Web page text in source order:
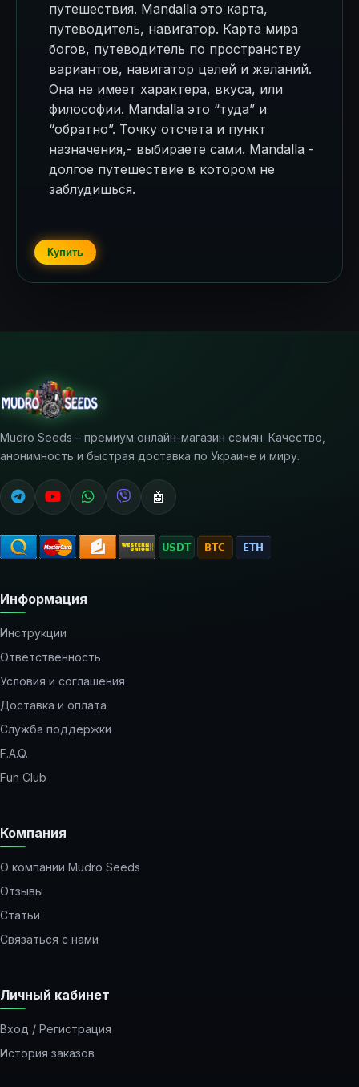
путешествия. Mandalla это карта,
путеводитель, навигатор. Карта мира
богов, путеводитель по пространству
вариантов, навигатор целей и желаний.
Она не имеет характера, вкуса, или
философии. Mandalla это “туда” и
“обратно”. Точку отсчета и пункт
назначения,- выбираете сами. Mandalla -
долгое путешествие в котором не
заблудишься.
Купить
Mudro Seeds – премиум онлайн-магазин семян. Качество,
анонимность и быстрая доставка по Украине и миру.
🤖
Информация
Инструкции
Ответственность
Условия и соглашения
Доставка и оплата
Служба поддержки
F.A.Q.
Fun Club
Компания
О компании Mudro Seeds
Отзывы
Статьи
Связаться с нами
Личный кабинет
Вход / Регистрация
История заказов